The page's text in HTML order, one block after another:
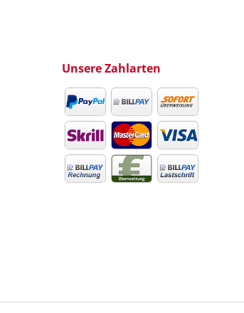
Unsere Zahlarten